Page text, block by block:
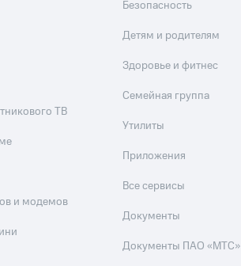
ТВ
и модемов
Безопасность
Детям и родителям
Здоровье и фитнес
Семейная группа
Утилиты
Приложения
Все сервисы
Документы
Документы ПАО «МТС»